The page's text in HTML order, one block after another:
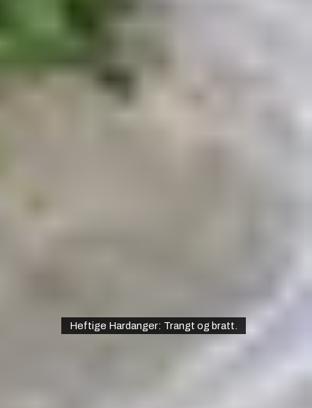
Heftige Hardanger: Trangt og bratt.